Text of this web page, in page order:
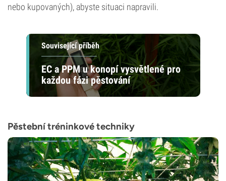
nebo kupovaných), abyste situaci napravili.
Související příběh
EC a PPM u konopí vysvětlené pro
každou fázi pěstování
Pěstební tréninkové techniky